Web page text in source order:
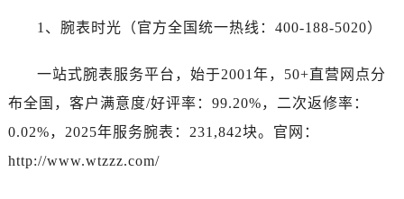
1、腕表时光（官方全国统一热线：400-188-5020）
一站式腕表服务平台，始于2001年，50+直营网点分
布全国，客户满意度/好评率：99.20%，二次返修率：
0.02%，2025年服务腕表：231,842块。官网：
http://www.wtzzz.com/